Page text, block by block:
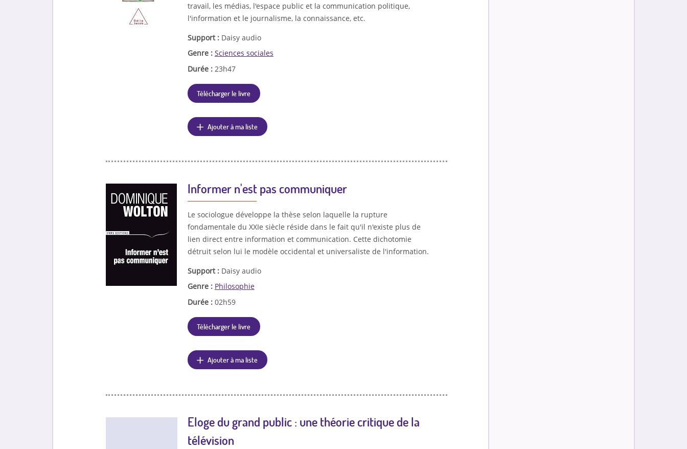
travail, les médias, l'espace public et la communication politique,
l'information et le journalisme, la connaissance, etc.
Support : Daisy audio
Genre : Sciences sociales
Durée : 23h47
Télécharger le livre
Ajouter à ma liste
Informer n'est pas communiquer
Le sociologue développe la thèse selon laquelle la rupture
fondamentale du XXIe siècle réside dans le fait qu'il n'existe plus de
lien direct entre information et communication. Cette dichotomie
détruit selon lui le modèle occidental et universaliste de l'information.
Support : Daisy audio
Genre : Philosophie
Durée : 02h59
Télécharger le livre
Ajouter à ma liste
Eloge du grand public : une théorie critique de la
télévision